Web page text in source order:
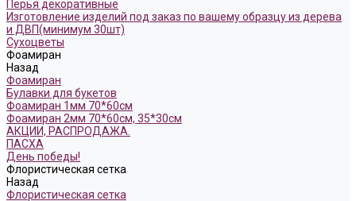
Перья декоративные
Изготовление изделий под заказ по вашему образцу из дерева
и ДВП(минимум 30шт)
Сухоцветы
Фоамиран
Назад
Фоамиран
Булавки для букетов
Фоамиран 1мм 70*60см
Фоамиран 2мм 70*60см, 35*30см
АКЦИИ, РАСПРОДАЖА.
ПАСХА
День победы!
Флористическая сетка
Назад
Флористическая сетка